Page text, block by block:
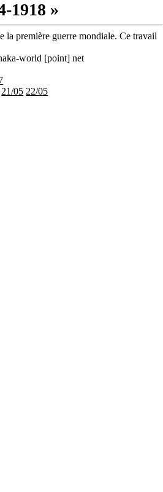
1918 »
la première guerre mondiale. Ce travail
world [point] net
21/05 22/05